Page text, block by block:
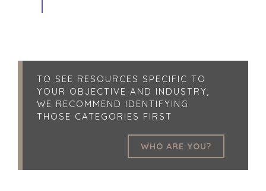
TO SEE RESOURCES SPECIFIC TO
YOUR OBJECTIVE AND INDUSTRY,
WE RECOMMEND IDENTIFYING
THOSE CATEGORIES FIRST
WHO ARE YOU?